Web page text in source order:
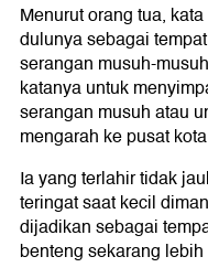
Menurut orang tua,
dulunya sebagai
serangan musuh-
katanya untuk
serangan musuh atau
mengarah ke pusat
Ia yang terlahir tidak
teringat saat kecil
dijadikan sebagai
benteng sekarang